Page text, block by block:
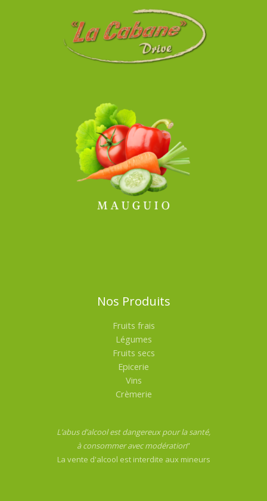
Nos Produits
Fruits frais
Légumes
Fruits secs
Epicerie
Vins
Crèmerie
L’abus d’alcool est dangereux pour la santé,
à consommer avec modération”
La vente d'alcool est interdite aux mineurs